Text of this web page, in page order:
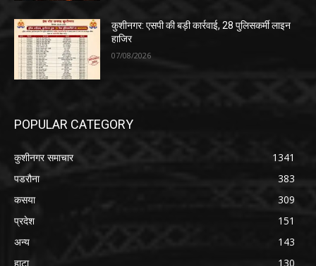
कुशीनगर: एसपी की बड़ी कार्रवाई, 28 पुलिसकर्मी लाइन
हाजिर
07/08/2026
POPULAR CATEGORY
कुशीनगर समाचार
1341
पडरौना
383
कसया
309
प्रदेश
151
अन्य
143
हाटा
130